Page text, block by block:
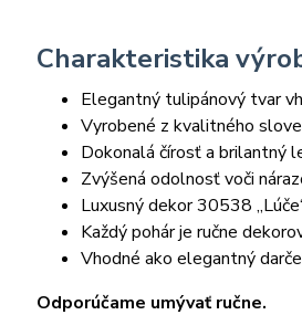
Charakteristika
Elegantný tulipánový tvar
Vyrobené z kvalitného
Dokonalá čírosť a brilantný
Zvýšená odolnosť voči
Luxusný dekor 30538
Každý pohár je ručne
Vhodné ako elegantný
Odporúčame umývať ručne.